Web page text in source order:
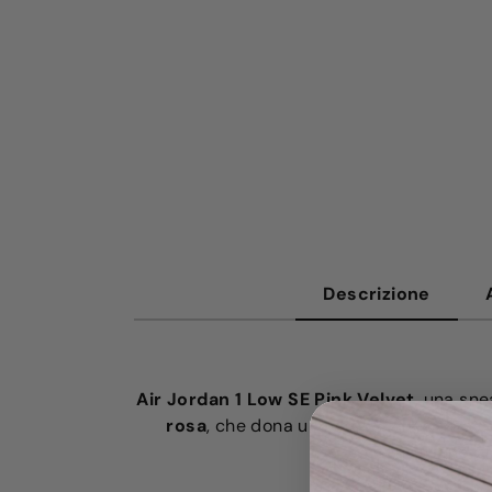
Descrizione
Air Jordan 1 Low SE Pink Velvet, una
rosa, che dona un tocco di eleganza e
sensazione